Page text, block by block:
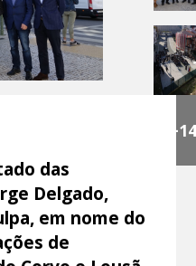
+14
das
Delgado,
em nome do
de